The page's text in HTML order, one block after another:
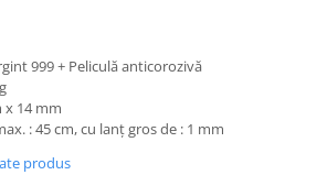
999 + Peliculă anticorozivă
x 14 mm
: 45 cm, cu lanț gros de : 1 mm
produs